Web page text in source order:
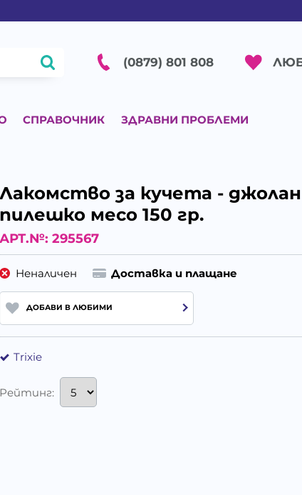
(0879) 801 808
СПРАВОЧНИК ЗДРАВНИ ПРОБЛЕМИ
Лакомство за кучета -
пилешко месо 150 гр.
АРТ.№: 295567
Неналичен Доставка и плащане
ДОБАВИ В ЛЮБИМИ
Trixie
Рейтинг: